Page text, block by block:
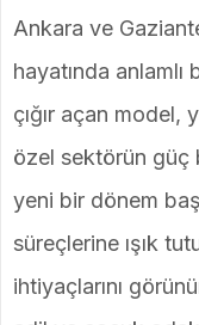
Ankara ve
hayatında anlamlı
çığır açan model,
özel sektörün güç
yeni bir dönem
süreçlerine ışık
ihtiyaçlarını